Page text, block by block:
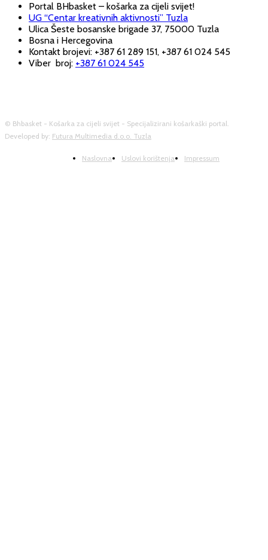
Portal BHbasket – košarka za cijeli svijet!
UG “Centar kreativnih aktivnosti” Tuzla
Ulica Šeste bosanske brigade 37, 75000 Tuzla
Bosna i Hercegovina
Kontakt brojevi: +387 61 289 151, +387 61 024 545
Viber broj: +387 61 024 545
© Bhbasket - Košarka za cijeli svijet - Specijalizirani košarkaški portal.
Developed by: Futura Multimedia d.o.o. Tuzla
Naslovna Uslovi korištenja Impressum